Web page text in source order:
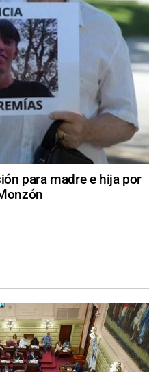
para madre e hija por